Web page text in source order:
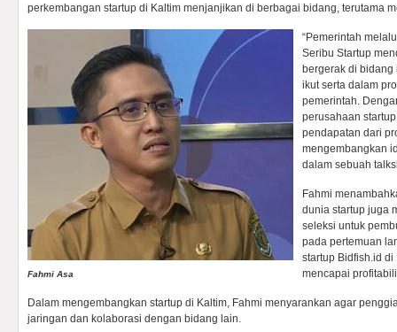
perkembangan startup di Kaltim menjanjikan di berbagai bidang, terutama
Fahmi Asa
“Pemerintah
Seribu Startup
bergerak di
ikut serta dalam
pemerintah.
perusahaan
pendapatan dari
mengembangkan
dalam sebuah
Fahmi
dunia startup juga
seleksi untuk
pada pertemuan
startup Bidfish.id
mencapai
Dalam mengembangkan startup di Kaltim, Fahmi menyarankan agar
jaringan dan kolaborasi dengan bidang lain.